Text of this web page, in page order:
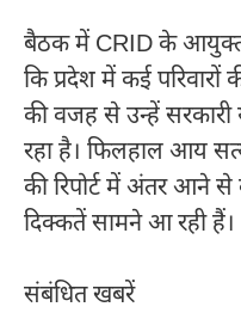
बैठक में CRID के
कि प्रदेश में कई
की वजह से उन्हें
रहा है। फिलहाल आय
की रिपोर्ट में अंतर आने
दिक्कतें सामने आ रही हैं।
संबंधित खबरें